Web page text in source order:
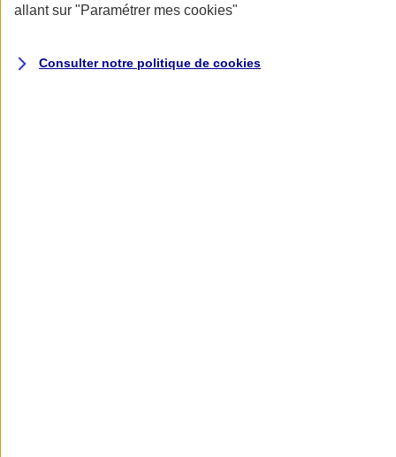
allant sur "Paramétrer mes cookies"
Consulter notre politique de cookies